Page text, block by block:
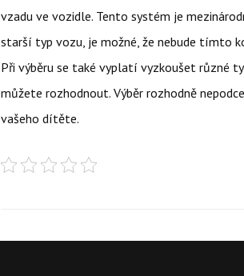
vzadu ve vozidle. Tento systém je
starší typ vozu, je možné, že nebude tímto
Při výběru se také vyplatí vyzkoušet různé
můžete rozhodnout. Výběr rozhodně
vašeho dítěte.